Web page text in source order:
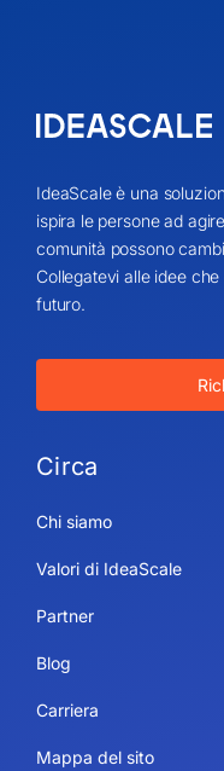
IdeaScale è una
ispira le persone ad
comunità possono
Collegatevi alle idee
futuro.
Circa
Chi siamo
Valori di IdeaScale
Partner
Blog
Carriera
Mappa del sito